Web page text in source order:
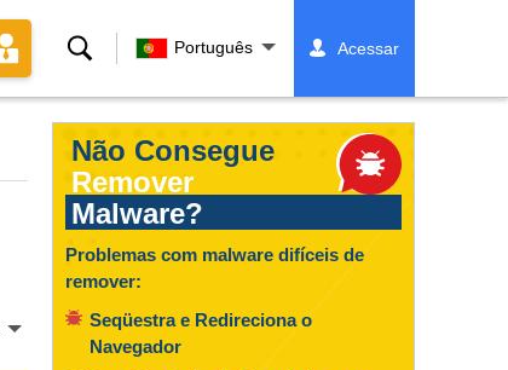
Buscar Português Acessar
Não Consegue
Remover
Malware?
Problemas com malware difíceis de
remover:
Seqüestra e Redireciona o
Navegador